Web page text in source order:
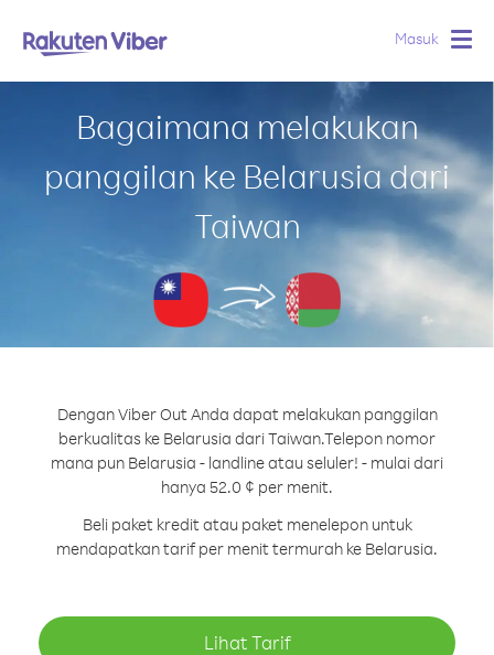
Masuk
Bagaimana melakukan
panggilan ke Belarusia dari
Taiwan
Dengan Viber Out Anda dapat melakukan panggilan
berkualitas ke Belarusia dari Taiwan.Telepon nomor
mana pun Belarusia - landline atau seluler! - mulai dari
hanya 52.0 ¢ per menit.
Beli paket kredit atau paket menelepon untuk
mendapatkan tarif per menit termurah ke Belarusia.
Lihat Tarif